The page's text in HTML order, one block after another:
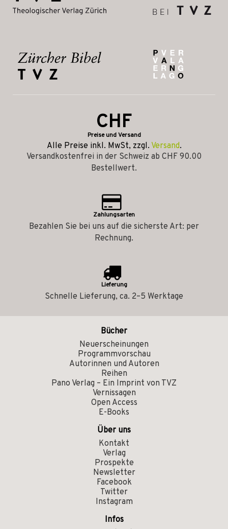
CHF
Preise und Versand
Alle Preise inkl. MwSt, zzgl. Versand.
Versandkostenfrei in der Schweiz ab CHF 90.00
Bestellwert.
Zahlungsarten
Bezahlen Sie bei uns auf die sicherste Art: per
Rechnung.
Lieferung
Schnelle Lieferung, ca. 2–5 Werktage
Bücher
Neuerscheinungen
Programmvorschau
Autorinnen und Autoren
Reihen
Pano Verlag – Ein Imprint von TVZ
Vernissagen
Open Access
E-Books
Über uns
Kontakt
Verlag
Prospekte
Newsletter
Facebook
Twitter
Instagram
Infos